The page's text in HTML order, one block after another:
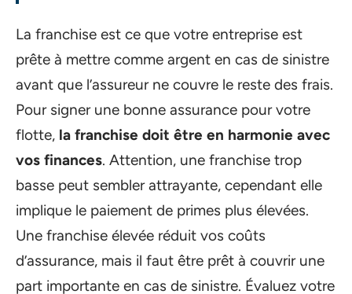
La franchise est ce que votre entreprise est
prête à mettre comme argent en cas de sinistre
avant que l’assureur ne couvre le reste des frais.
Pour signer une bonne assurance pour votre
flotte, la franchise doit être en harmonie avec
vos finances. Attention, une franchise trop
basse peut sembler attrayante, cependant elle
implique le paiement de primes plus élevées.
Une franchise élevée réduit vos coûts
d’assurance, mais il faut être prêt à couvrir une
part importante en cas de sinistre. Évaluez votre